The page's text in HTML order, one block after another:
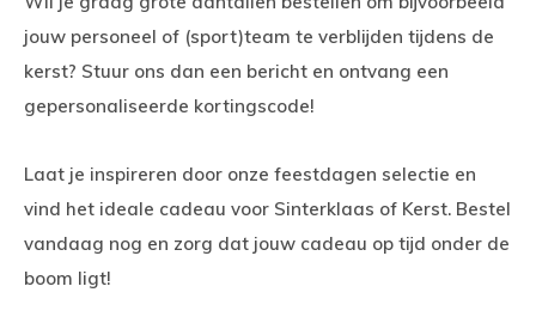
jouw personeel of (sport)team te verblijden tijdens de
kerst? Stuur ons dan een bericht en ontvang een
gepersonaliseerde kortingscode!
Laat je inspireren door onze feestdagen selectie en
vind het ideale cadeau voor Sinterklaas of Kerst. Bestel
vandaag nog en zorg dat jouw cadeau op tijd onder de
boom ligt!